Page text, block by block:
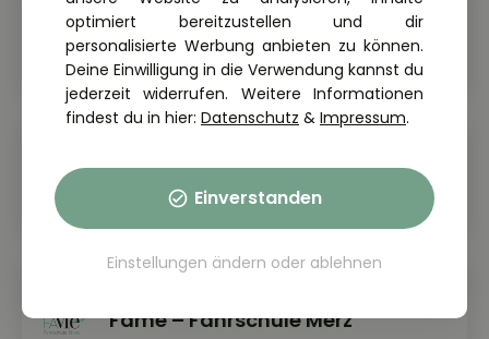
Fahrschule in Clausthal-Zellerfeld
Omega Fahrschule
PKW & Anhänger
PKW, Motorrad & Anhänger
Fame – Fahrschule Merz
optimiert bereitzustellen und dir
personalisierte Werbung anbieten zu können.
Deine Einwilligung in die Verwendung kannst du
jederzeit widerrufen. Weitere Informationen
findest du in hier: Datenschutz & Impressum.
Einverstanden
Einstellungen ändern oder ablehnen